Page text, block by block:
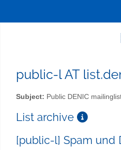
public-l AT
Subject: Public DENIC
List archive
[public-l] Spam und